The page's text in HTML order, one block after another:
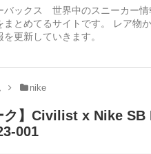
バックス 世界中のスニーカー情
まとめてるサイトです。 レア物
更新していきます。
nike
ク】Civilist x Nike
001